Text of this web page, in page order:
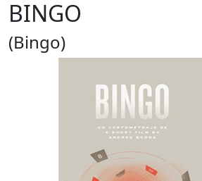
BINGO
(Bingo)